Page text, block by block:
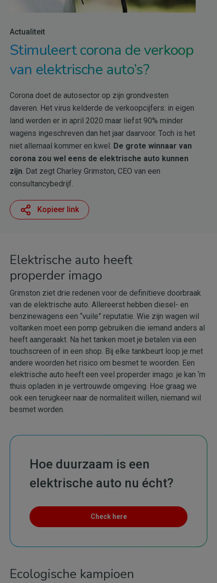
Actualiteit
Stimuleert corona de verkoop
van elektrische auto’s?
Corona doet de autosector op zijn grondvesten
daveren. Het virus kelderde de verkoopcijfers: in eigen
land werden er in april 2020 maar liefst 90% minder
wagens ingeschreven dan het jaar daarvoor. Toch is het
niet allemaal kommer en kwel. De grote winnaar van
corona zou wel eens de elektrische auto kunnen
zijn. Dat zegt Charley Grimston, CEO van een
consultancybedrijf.
Kopieer link
Elektrische auto heeft
properder imago
Grimston ziet drie redenen voor de definitieve doorbraak
van de elektrische auto. Allereerst hebben diesel- en
benzinewagens een “vuile” reputatie. Wie zijn wagen wil
voltanken moet een pomp gebruiken die iemand anders al
heeft aangeraakt. Na het tanken moet je betalen via een
touchscreen of in een shop. Bij elke tankbeurt loop je met
andere woorden het risico om besmet te woorden. Een
elektrische auto heeft een veel properder imago: je kan ‘m
thuis opladen in je vertrouwde omgeving. Hoe graag we
ook een terugkeer naar de normaliteit willen, niemand wil
besmet worden.
Hoe duurzaam is een
elektrische auto nu écht?
Check here
Ecologische kampioen